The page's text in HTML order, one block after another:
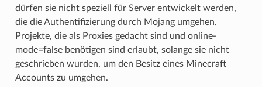
dürfen sie nicht speziell für Server entwickelt werden,
die die Authentifizierung durch Mojang umgehen.
Projekte, die als Proxies gedacht sind und online-
mode=false benötigen sind erlaubt, solange sie nicht
geschrieben wurden, um den Besitz eines Minecraft
Accounts zu umgehen.